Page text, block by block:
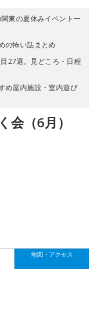
東の夏休みイベント一
の怖い話まとめ
27選。見どころ・日程
め屋内施設・室内遊び
会（6月）
地図・アクセス